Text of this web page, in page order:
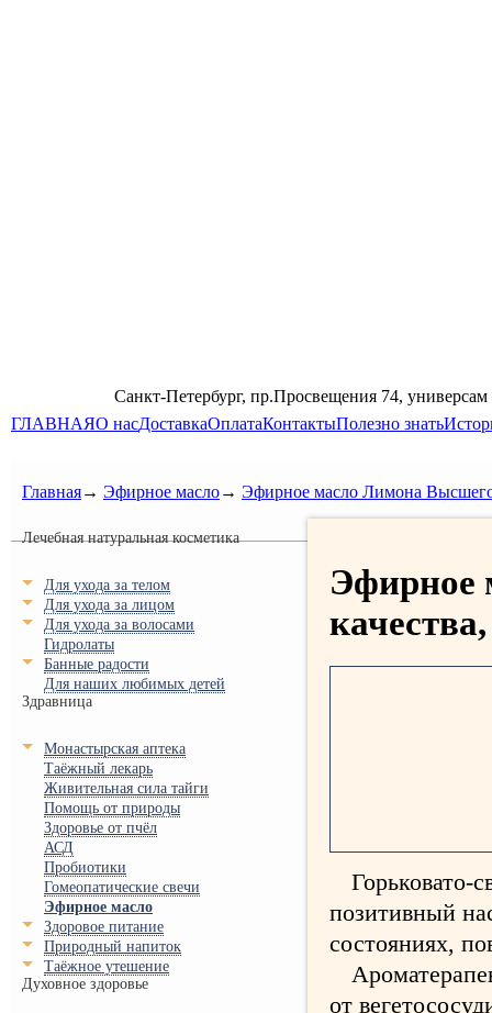
Санкт-Петербург, пр.Просвещения 74,
ГЛАВНАЯО насДоставкаОплатаКонтактыПолезно знать
Главная→ Эфирное масло→ Эфирное масло Лимона Высшего
Лечебная натуральная косметика
Для ухода за телом
Для ухода за лицом
Для ухода за волосами
Гидролаты
Банные радости
Для наших любимых детей
Здравница
Монастырская аптека
Таёжный лекарь
Живительная сила тайги
Помощь от природы
Здоровье от пчёл
АСД
Пробиотики
Гомеопатические свечи
Эфирное масло
Здоровое питание
Природный напиток
Таёжное утешение
Духовное здоровье
Эфирное
Горьковато-
позитивный
состояниях,
от